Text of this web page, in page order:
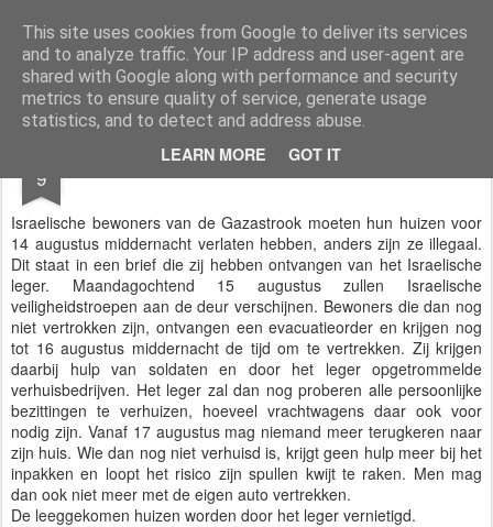
This site uses cookies from Google to deliver its services
and to analyze traffic. Your IP address and user-agent are
shared with Google along with performance and security
metrics to ensure quality of service, generate usage
statistics, and to detect and address abuse.
LEARN MORE GOT IT
Styloblog Stylo is secretariaat en tekstredactie Ytzen Lont
Pages
9 Evacuatieorder Gaza
Israelische bewoners van de Gazastrook moeten hun huizen voor
14 augustus middernacht verlaten hebben, anders zijn ze illegaal.
Dit staat in een brief die zij hebben ontvangen van het Israelische
leger. Maandagochtend 15 augustus zullen Israelische
veiligheidstroepen aan de deur verschijnen. Bewoners die dan nog
niet vertrokken zijn, ontvangen een evacuatieorder en krijgen nog
tot 16 augustus middernacht de tijd om te vertrekken. Zij krijgen
daarbij hulp van soldaten en door het leger opgetrommelde
verhuisbedrijven. Het leger zal dan nog proberen alle persoonlijke
bezittingen te verhuizen, hoeveel vrachtwagens daar ook voor
nodig zijn. Vanaf 17 augustus mag niemand meer terugkeren naar
zijn huis. Wie dan nog niet verhuisd is, krijgt geen hulp meer bij het
inpakken en loopt het risico zijn spullen kwijt te raken. Men mag
dan ook niet meer met de eigen auto vertrekken.
De leeggekomen huizen worden door het leger vernietigd.